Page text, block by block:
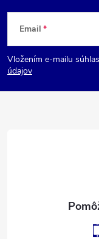
Z
á
p
Email
Vložením e-mailu
údajov